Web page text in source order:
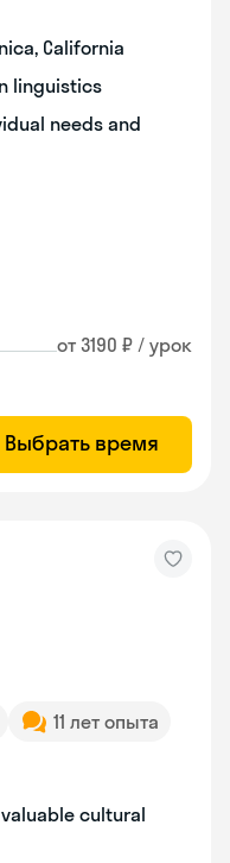
California
linguistics
needs and
от 3190 ₽ / урок
Выбрать время
11 лет опыта
cultural